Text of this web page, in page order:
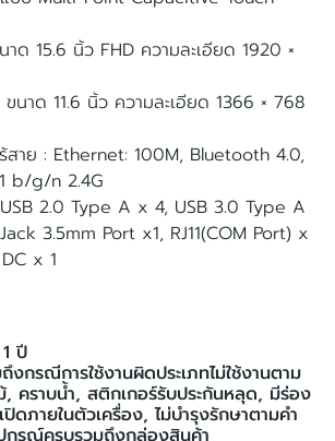
ด 15.6 นิ้ว FHD ความละเอียด 1920 ×
นาด 11.6 นิ้ว ความละเอียด 1366 × 768
ร้สาย : Ethernet: 100M, Bluetooth 4.0,
b/g/n 2.4G
2.0 Type A x 4, USB 3.0 Type A
3.5mm Port x1, RJ11(COM Port) x
x 1
ปี
งกรณีการใช้งานผิดประเภทไม่ใช้งานตาม
, คราบน้ำ, สติกเกอร์รับประกันหลุด, มีร่อง
ดภายในตัวเครื่อง, ไม่บำรุงรักษาตามคำ
กรณ์ครบรวมถึงกล่องสินค้า